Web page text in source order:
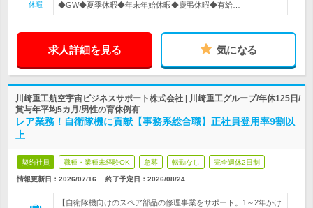
休暇
◆GW◆夏季休暇◆年末年始休暇◆慶弔休暇◆有給…
求人詳細を見る 気になる
川崎重工航空宇宙ビジネスサポート株式会社 | 川崎重工グループ/年休125日/
賞与年平均5カ月/男性の育休例有
レア業務！自衛隊機に貢献【事務系総合職】正社員登用率9割以
上
契約社員 職種・業種未経験OK 急募 転勤なし 完全週休2日制
情報更新日：2026/07/16 終了予定日： 2026/08/24
【自衛隊機向けのスペア部品の修理事業をサポート。1～2年かけ